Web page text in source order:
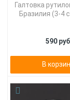
Галтовка
Бразилия (3-4
590
В